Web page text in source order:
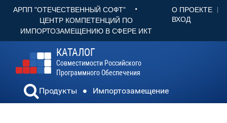
АРПП "ОТЕЧЕСТВЕННЫЙ СОФТ" •
ЦЕНТР КОМПЕТЕНЦИЙ ПО
ИМПОРТОЗАМЕЩЕНИЮ В СФЕРЕ ИКТ
О ПРОЕКТЕ
ВХОД
КАТАЛОГ
Совместимости Российского
Программного Обеспечения
Продукты Импортозамещение